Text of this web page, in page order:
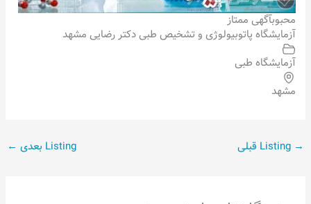
محبوبآگهی ممتاز
آزمایشگاه پاتوبیولوژی و تشخیص طبی دکتر رضایی مشهد
آزمایشگاه طبی
مشهد
→ Listing بعدی ←